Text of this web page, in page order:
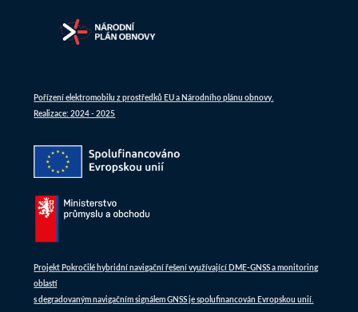
Pořízení elektromobilu z prostředků EU a Národního plánu obnovy.
Realizace: 2024 - 2025
Projekt Pokročilé hybridní navigační řešení využívající DME-GNSS a monitoring
oblastí
s degradovaným navigačním signálem GNSS je spolufinancován Evropskou unií.